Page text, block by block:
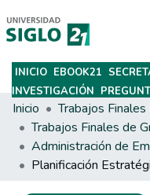
Subir
INICIO EBOOK21
INVESTIGACIÓN
Inicio
Trabajos Finales de
Administración de